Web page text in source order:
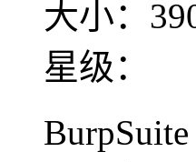
大小：
星级：